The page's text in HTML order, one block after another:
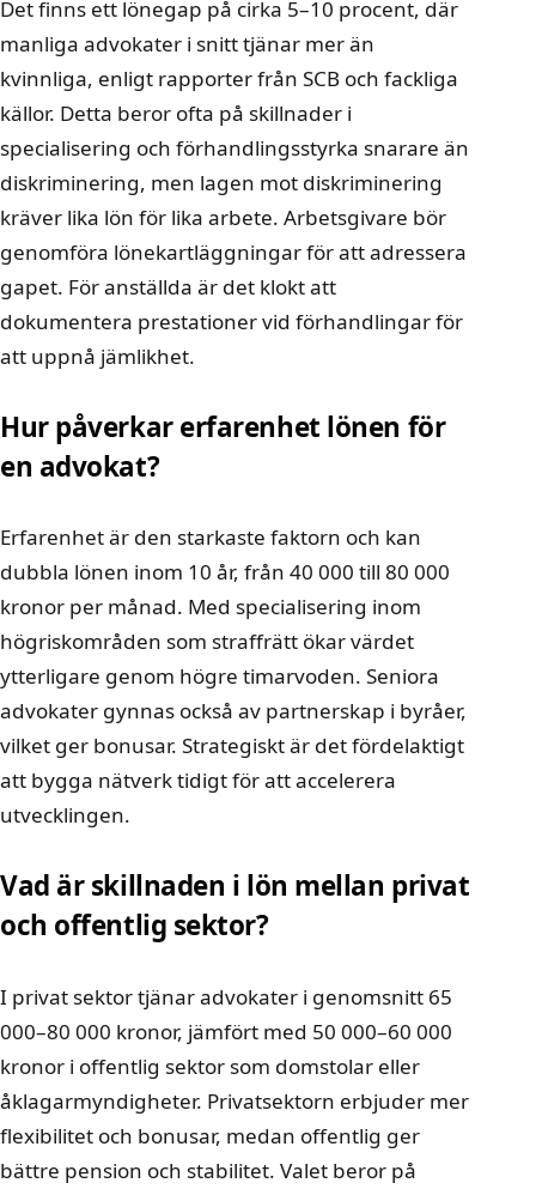
Det finns ett lönegap på cirka 5–10 procent, där
manliga advokater i snitt tjänar mer än
kvinnliga, enligt rapporter från SCB och fackliga
källor. Detta beror ofta på skillnader i
specialisering och förhandlingsstyrka snarare än
diskriminering, men lagen mot diskriminering
kräver lika lön för lika arbete. Arbetsgivare bör
genomföra lönekartläggningar för att adressera
gapet. För anställda är det klokt att
dokumentera prestationer vid förhandlingar för
att uppnå jämlikhet.
Hur påverkar erfarenhet lönen för
en advokat?
Erfarenhet är den starkaste faktorn och kan
dubbla lönen inom 10 år, från 40 000 till 80 000
kronor per månad. Med specialisering inom
högriskområden som straffrätt ökar värdet
ytterligare genom högre timarvoden. Seniora
advokater gynnas också av partnerskap i byråer,
vilket ger bonusar. Strategiskt är det fördelaktigt
att bygga nätverk tidigt för att accelerera
utvecklingen.
Vad är skillnaden i lön mellan privat
och offentlig sektor?
I privat sektor tjänar advokater i genomsnitt 65
000–80 000 kronor, jämfört med 50 000–60 000
kronor i offentlig sektor som domstolar eller
åklagarmyndigheter. Privatsektorn erbjuder mer
flexibilitet och bonusar, medan offentlig ger
bättre pension och stabilitet. Valet beror på